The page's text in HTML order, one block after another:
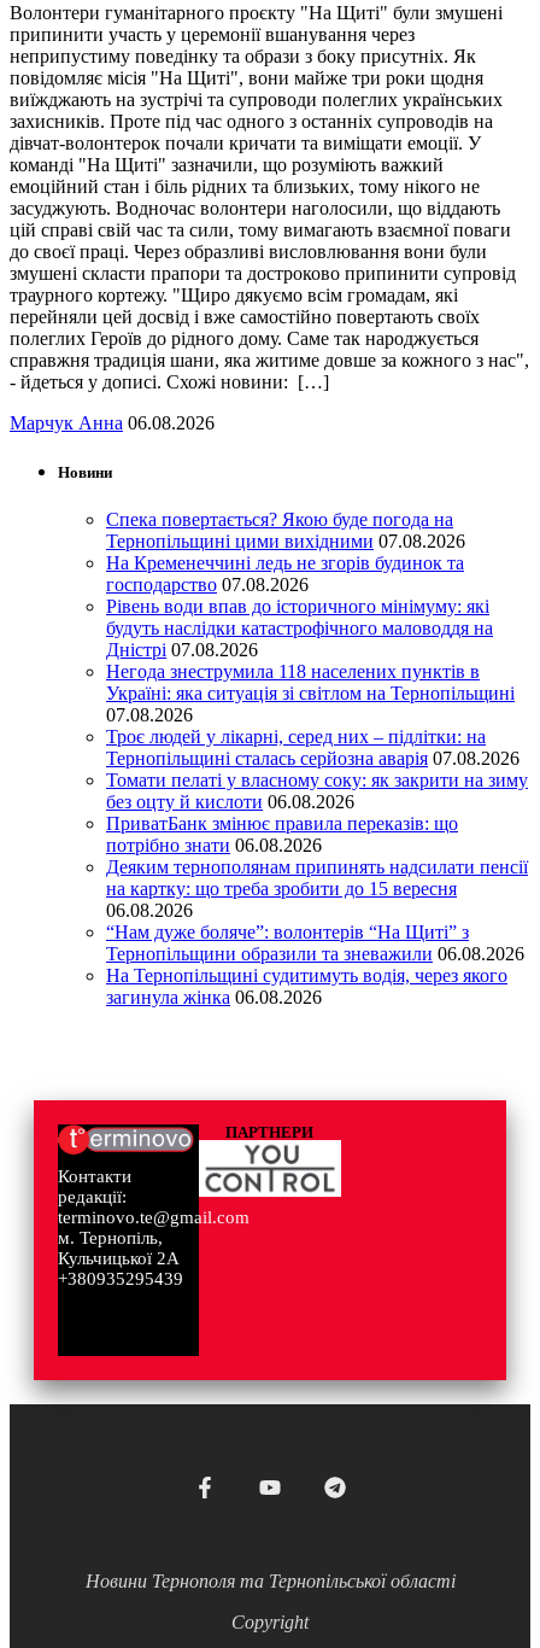
Волонтери гуманітарного проєкту "На Щиті" були змушені
припинити участь у церемонії вшанування через
неприпустиму поведінку та образи з боку присутніх. Як
повідомляє місія "На Щиті", вони майже три роки щодня
виїжджають на зустрічі та супроводи полеглих українських
захисників. Проте під час одного з останніх супроводів на
дівчат-волонтерок почали кричати та виміщати емоції. У
команді "На Щиті" зазначили, що розуміють важкий
емоційний стан і біль рідних та близьких, тому нікого не
засуджують. Водночас волонтери наголосили, що віддають
цій справі свій час та сили, тому вимагають взаємної поваги
до своєї праці. Через образливі висловлювання вони були
змушені скласти прапори та достроково припинити супровід
траурного кортежу. "Щиро дякуємо всім громадам, які
перейняли цей досвід і вже самостійно повертають своїх
полеглих Героїв до рідного дому. Саме так народжується
справжня традиція шани, яка житиме довше за кожного з нас",
- йдеться у дописі. Схожі новини: […]
Марчук Анна 06.08.2026
Новини
Спека повертається? Якою буде погода на
Тернопільщині цими вихідними 07.08.2026
На Кременеччині ледь не згорів будинок та
господарство 07.08.2026
Рівень води впав до історичного мінімуму: які
будуть наслідки катастрофічного маловоддя на
Дністрі 07.08.2026
Негода знеструмила 118 населених пунктів в
Україні: яка ситуація зі світлом на Тернопільщині
07.08.2026
Троє людей у лікарні, серед них – підлітки: на
Тернопільщині сталась серйозна аварія 07.08.2026
Томати пелаті у власному соку: як закрити на зиму
без оцту й кислоти 06.08.2026
ПриватБанк змінює правила переказів: що
потрібно знати 06.08.2026
Деяким тернополянам припинять надсилати пенсії
на картку: що треба зробити до 15 вересня
06.08.2026
“Нам дуже боляче”: волонтерів “На Щиті” з
Тернопільщини образили та зневажили 06.08.2026
На Тернопільщині судитимуть водія, через якого
загинула жінка 06.08.2026
Контакти
редакції:
terminovo.te@gmail.com
м. Тернопіль,
Кульчицької 2А
+380935295439
ПАРТНЕРИ
Новини Тернополя та Тернопільської області
Copyright